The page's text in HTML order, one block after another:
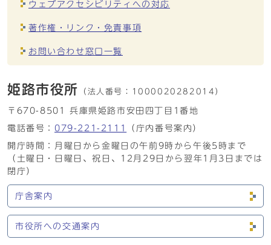
ウェブアクセシビリティへの対応
著作権・リンク・免責事項
お問い合わせ窓口一覧
姫路市役所 （法人番号： 1000020282014）
〒670-8501 兵庫県姫路市安田四丁目1番地
電話番号： 079-221-2111
（庁内番号案内）
開庁時間：月曜日から金曜日の午前9時から午後5時まで
（土曜日・日曜日、祝日、12月29日から翌年1月3日までは
閉庁）
庁舎案内
市役所への交通案内